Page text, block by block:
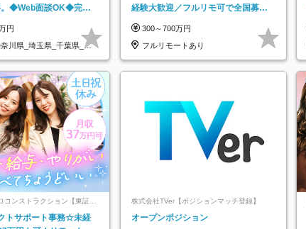
。◆Web面談OK◆完全
円
川県_埼玉県_千葉県_大
経験大歓迎／フルリモ可で全国募
★
300～700万円
フルリモートあり
コンストラクション【東証プ
ロ・ホールディングス子会
トサポート事務☆未経
株式会社TVer【ポジションマッチ登録】
オープンポジション